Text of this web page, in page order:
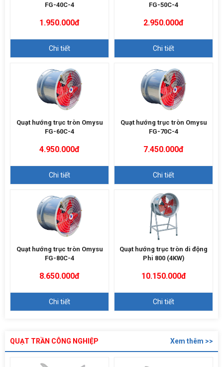
FG-40C-4
1.950.000đ
Chi tiết
FG-50C-4
2.950.000đ
Chi tiết
Quạt hướng trục tròn Omysu
FG-60C-4
4.950.000đ
Chi tiết
Quạt hướng trục tròn Omysu
FG-70C-4
7.450.000đ
Chi tiết
Quạt hướng trục tròn Omysu
FG-80C-4
8.650.000đ
Chi tiết
Quạt hướng trục tròn di động
Phi 800 (4KW)
10.150.000đ
Chi tiết
QUẠT TRẦN CÔNG NGHIỆP Xem thêm >>